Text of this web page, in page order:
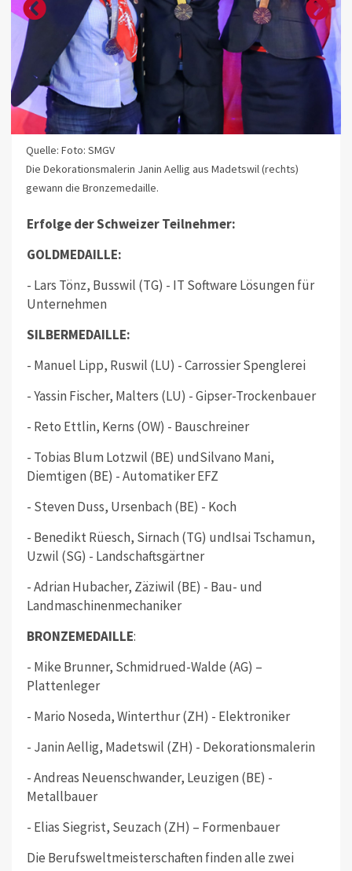
Quelle: Foto: SMGV
Die Dekorationsmalerin Janin Aellig aus Madetswil (rechts)
gewann die Bronzemedaille.
Erfolge der Schweizer Teilnehmer:
GOLDMEDAILLE:
- Lars Tönz, Busswil (TG) - IT Software Lösungen für
Unternehmen
SILBERMEDAILLE:
- Manuel Lipp, Ruswil (LU) - Carrossier Spenglerei
- Yassin Fischer, Malters (LU) - Gipser-Trockenbauer
- Reto Ettlin, Kerns (OW) - Bauschreiner
- Tobias Blum Lotzwil (BE) undSilvano Mani,
Diemtigen (BE) - Automatiker EFZ
- Steven Duss, Ursenbach (BE) - Koch
- Benedikt Rüesch, Sirnach (TG) undIsai Tschamun,
Uzwil (SG) - Landschaftsgärtner
- Adrian Hubacher, Zäziwil (BE) - Bau- und
Landmaschinenmechaniker
BRONZEMEDAILLE:
- Mike Brunner, Schmidrued-Walde (AG) –
Plattenleger
- Mario Noseda, Winterthur (ZH) - Elektroniker
- Janin Aellig, Madetswil (ZH) - Dekorationsmalerin
- Andreas Neuenschwander, Leuzigen (BE) -
Metallbauer
- Elias Siegrist, Seuzach (ZH) – Formenbauer
Die Berufsweltmeisterschaften finden alle zwei